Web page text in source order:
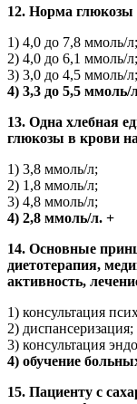
12. Норма глюкозы
1) 4,0 до 7,8 ммоль/л;
2) 4,0 до 6,1 ммоль/л;
3) 3,0 до 4,5 ммоль/л;
4) 3,3 до 5,5 ммоль/
13. Одна хлебная
глюкозы в крови на
1) 3,8 ммоль/л;
2) 1,8 ммоль/л;
3) 4,8 ммоль/л;
4) 2,8 ммоль/л. +
14. Основные
диетотерапия,
активность,
1) консультация
2) диспансеризация;
3) консультация
4) обучение
15. Пациенту с